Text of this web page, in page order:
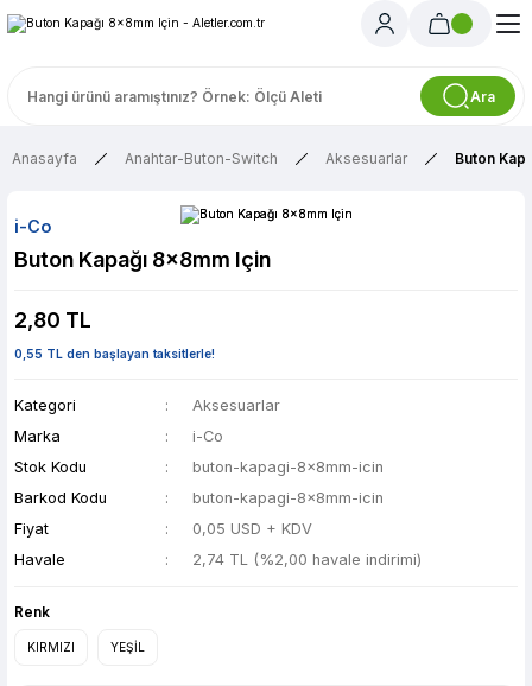
Ara
Anasayfa Anahtar-Buton-Switch Aksesuarlar Buton
i-Co
Buton Kapağı 8x8mm Için
2,80 TL
0,55 TL den başlayan taksitlerle!
Kategori
Aksesuarlar
Marka
i-Co
Stok Kodu
buton-kapagi-8x8mm-icin
Barkod Kodu
buton-kapagi-8x8mm-icin
Fiyat
0,05 USD + KDV
Havale
2,74 TL (%2,00 havale indirimi)
Renk
KIRMIZI YEŞİL